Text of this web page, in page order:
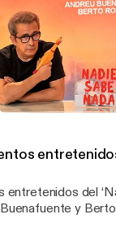
en paz.
del
o los
y crooners de
puede negar que
verano. Nos
del
y
se decide